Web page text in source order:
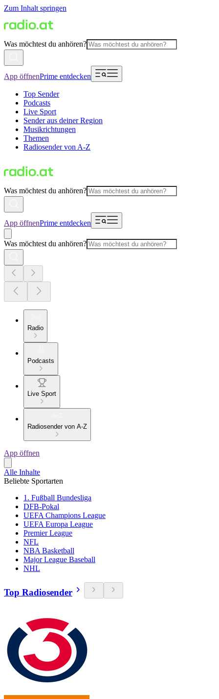
Zum Inhalt springen
Was möchtest du anhören?
App öffnenPrime entdecken
Top Sender
Podcasts
Live Sport
Sender aus deiner Region
Musikrichtungen
Themen
Radiosender von A-Z
Was möchtest du anhören?
App öffnenPrime entdecken
Was möchtest du anhören?
Radio
Podcasts
Live Sport
Radiosender von A-Z
App öffnen
Alle Inhalte
Beliebte Sportarten
1. Fußball Bundesliga
DFB-Pokal
UEFA Champions League
UEFA Europa League
Premier League
NFL
NBA Basketball
Major League Baseball
NHL
Top Radiosender